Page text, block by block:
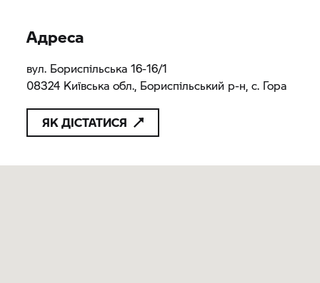
Адреса
вул. Бориспільська 16-16/1
08324 Київська обл., Бориспільський р-н, с. Гора
ЯК ДІСТАТИСЯ